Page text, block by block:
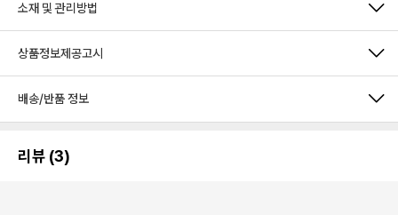
소재 및 관리방법
상품정보제공고시
배송/반품 정보
리뷰 (3)